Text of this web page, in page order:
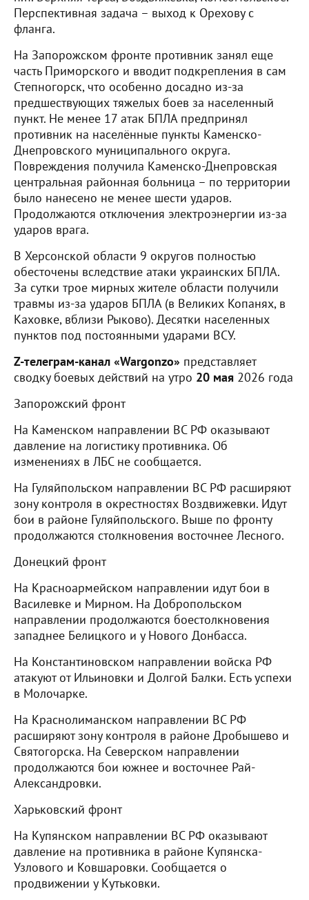
Перспективная задача – выход к Орехову с
фланга.
На Запорожском фронте противник занял еще
часть Приморского и вводит подкрепления в сам
Степногорск, что особенно досадно из-за
предшествующих тяжелых боев за населенный
пункт. Не менее 17 атак БПЛА предпринял
противник на населённые пункты Каменско-
Днепровского муниципального округа.
Повреждения получила Каменско-Днепровская
центральная районная больница – по территории
было нанесено не менее шести ударов.
Продолжаются отключения электроэнергии из-за
ударов врага.
В Херсонской области 9 округов полностью
обесточены вследствие атаки украинских БПЛА.
За сутки трое мирных жителе области получили
травмы из-за ударов БПЛА (в Великих Копанях, в
Каховке, вблизи Рыково). Десятки населенных
пунктов под постоянными ударами ВСУ.
Z-телеграм-канал «Wargonzo» представляет
сводку боевых действий на утро 20 мая 2026 года
Запорожский фронт
На Каменском направлении ВС РФ оказывают
давление на логистику противника. Об
изменениях в ЛБС не сообщается.
На Гуляйпольском направлении ВС РФ расширяют
зону контроля в окрестностях Воздвижевки. Идут
бои в районе Гуляйпольского. Выше по фронту
продолжаются столкновения восточнее Лесного.
Донецкий фронт
На Красноармейском направлении идут бои в
Василевке и Мирном. На Добропольском
направлении продолжаются боестолкновения
западнее Белицкого и у Нового Донбасса.
На Константиновском направлении войска РФ
атакуют от Ильиновки и Долгой Балки. Есть успехи
в Молочарке.
На Краснолиманском направлении ВС РФ
расширяют зону контроля в районе Дробышево и
Святогорска. На Северском направлении
продолжаются бои южнее и восточнее Рай-
Александровки.
Харьковский фронт
На Купянском направлении ВС РФ оказывают
давление на противника в районе Купянска-
Узлового и Ковшаровки. Сообщается о
продвижении у Кутьковки.